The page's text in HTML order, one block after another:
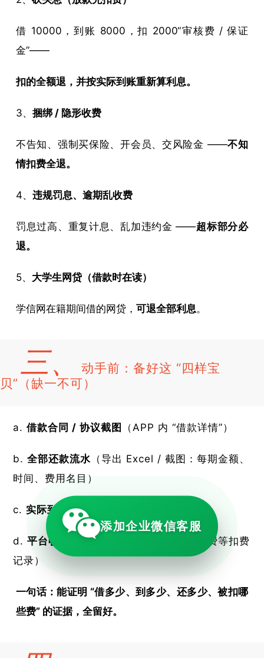
（占
借 10000，到账 8000，扣 2000“审核费 / 保证
金”——
扣的全额退，并按实际到账重新算利息。
3、 捆绑 / 隐形收费
不告知、强制买保险、开会员、交风险金 ——不知
情扣费全退。
4、 违规罚息、逾期乱收费
罚息过高、重复计息、乱加违约金 ——超标部分必
退。
5、 大学生网贷（借款时在读）
学信网在籍期间借的网贷， 可退全部利息。
三、
动手前：备好这 “四样宝
贝”（缺一不可）
借款合同 / 协议截图 （APP 内 “借款详情”）
全部还款流水 （导出 Excel / 截图：每期金额、
时间、费用名目）
实际到账记录
平台收费明细（服务费、担保费、保险费等扣费
记录）
一句话：能证明 “借多少、到多少、还多少、被扣哪
些费” 的证据，全留好。
添加企业微信客服